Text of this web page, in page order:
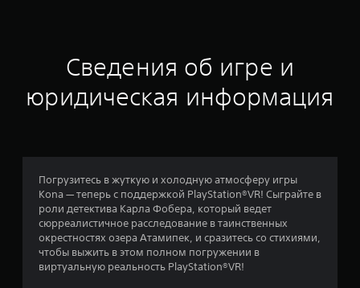
н
к
3
8
Сведения об игре и
юридическая информация
Погрузитесь в жуткую и холодную атмосферу игры
Kona — теперь с поддержкой PlayStation®VR! Сыграйте в
роли детектива Карла Фобера, который ведет
сюрреалистичное расследование в таинственных
окрестностях озера Атамипек, и сразитесь со стихиями,
чтобы выжить в этом полном погружении в
виртуальную реальность PlayStation®VR!